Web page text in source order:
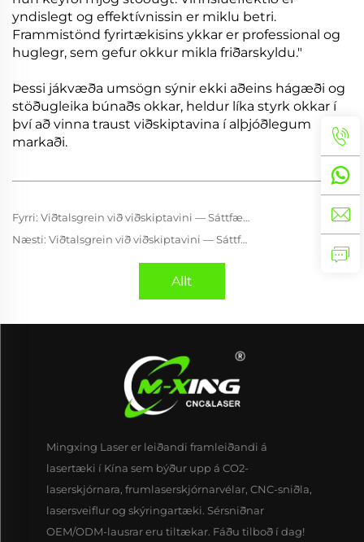
yndislegt og effektívnissin er miklu betri.
Frammistönd fyrirtækisins ykkar er professional og
huglegr, sem gefur okkur mikla friðarskyldu."
Þessi jákvæða umsögn sýnir ekki aðeins hágæði og
stöðugleika búnaðs okkar, heldur líka styrk okkar í
því að vinna traust viðskiptavina í alþjóðlegum
markaði.
Fyrri: Viðtalsgrein við viðskiptavini — Sáttfærð ábending frá Saudí-Arabíu
Næsti: Viðtalsgrein við viðskiptavini — Sáttfærð ábending frá Ítalíu
Allt
Mingxing Laser er leiðandi framleiðandi á
lasertæki í Kína sem býður upp á CO2-
laserskjórnara, frumlaserskjórnarvélar, CNC-sniðla,
lasersveiflur og skýringartæki. Sérsniðnar
OEM/ODM-lausrar eru tiltækar. Fáðu tilboð í dag!